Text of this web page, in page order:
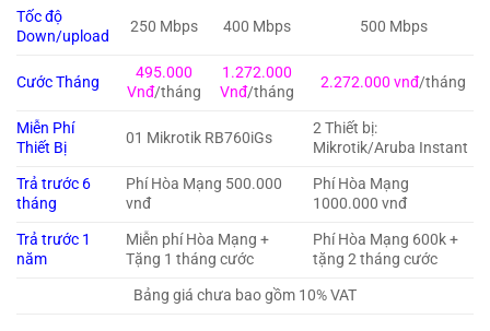
Tốc độ
Down/upload
250 Mbps 400 Mbps 500 Mbps
Cước Tháng
495.000
Vnđ/tháng
1.272.000
Vnđ/tháng
2.272.000 vnđ/tháng
Miễn Phí
Thiết Bị
01 Mikrotik RB760iGs
2 Thiết bị:
Mikrotik/Aruba Instant
Trả trước 6
tháng
Phí Hòa Mạng 500.000
vnđ
Phí Hòa Mạng
1000.000 vnđ
Trả trước 1
năm
Miễn phí Hòa Mạng +
Tặng 1 tháng cước
Phí Hòa Mạng 600k +
tặng 2 tháng cước
Bảng giá chưa bao gồm 10% VAT